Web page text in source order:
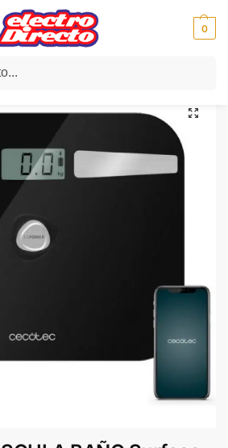
0
BASCULA BAÑO Surface Precision 10200 04255